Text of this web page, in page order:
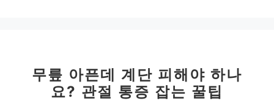
무릎 아픈데 계단 피해야 하나
요? 관절 통증 잡는 꿀팁